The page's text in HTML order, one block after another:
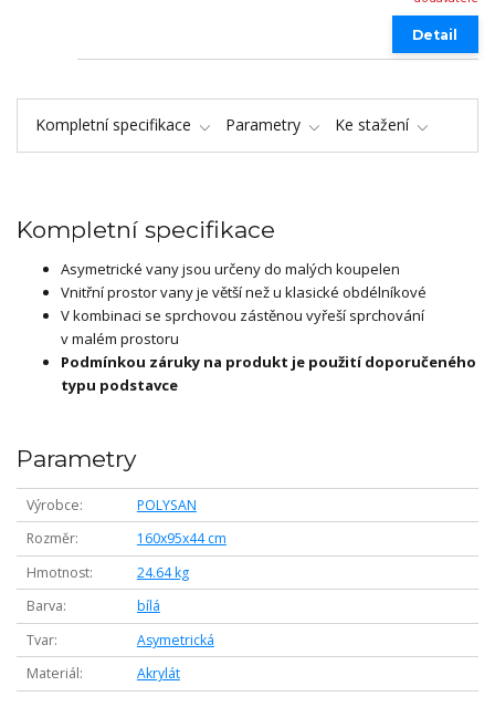
Detail
Kompletní specifikace Parametry Ke stažení
Kompletní specifikace
Asymetrické vany jsou určeny do malých koupelen
Vnitřní prostor vany je větší než u klasické obdélníkové
V kombinaci se sprchovou zástěnou vyřeší sprchování
v malém prostoru
Podmínkou záruky na produkt je použití doporučeného
typu podstavce
Parametry
Výrobce
POLYSAN
Rozměr
160x95x44 cm
Hmotnost
24.64 kg
Barva
bílá
Tvar
Asymetrická
Materiál
Akrylát